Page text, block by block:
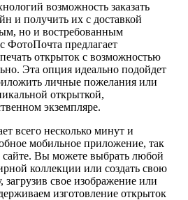
возможность заказать
и получить их с доставкой
но и востребованным
ФотоПочта предлагает
открыток с возможностью
Эта опция идеально подойдет
личные пожелания или
открыткой,
экземпляре.
всего несколько минут и
мобильное приложение, так
сайте. Вы можете выбрать любой
коллекции или создать свою
свое изображение или
изготовление открыток